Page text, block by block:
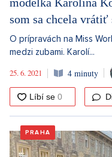
som sa chcela vrátiť
O prípravách na Miss
medzi zubami. Karolí...
25. 6. 2021
4 minuty
PRAHA